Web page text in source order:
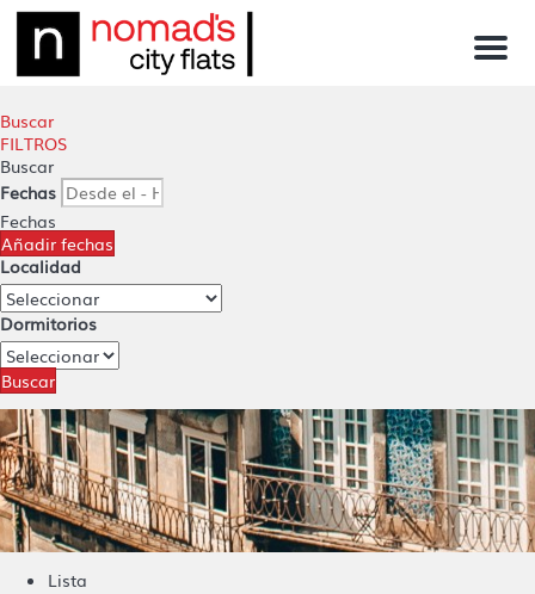
Menu
Buscar
FILTROS
Buscar
Fechas
Fechas
Añadir fechas
Localidad
Dormitorios
Buscar
Lista